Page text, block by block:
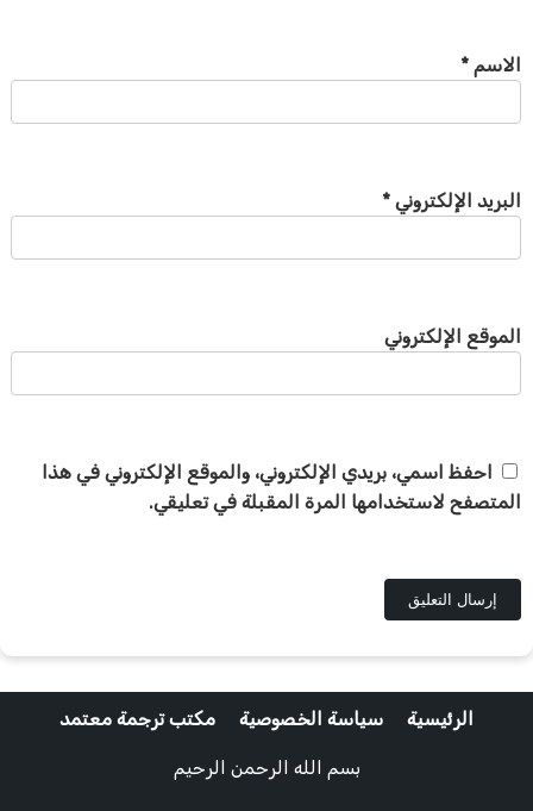
الاسم *
البريد الإلكتروني *
الموقع الإلكتروني
احفظ اسمي، بريدي الإلكتروني، والموقع الإلكتروني في هذا
المتصفح لاستخدامها المرة المقبلة في تعليقي.
الرئيسية سياسة الخصوصية مكتب ترجمة معتمد
بسم الله الرحمن الرحيم